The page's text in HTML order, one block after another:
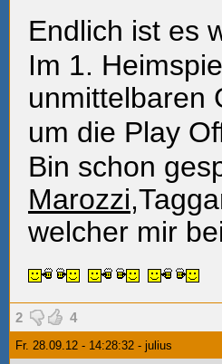
Endlich ist es
Im 1.
unmittelbaren
um die Play
Bin schon
Marozzi
welcher mir
2 4
Fr. 28.09.12 - 14:28:32 - julius